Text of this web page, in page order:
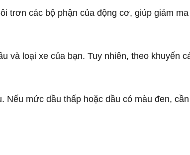
trơn các bộ phận của động cơ, giúp giảm
và loại xe của bạn. Tuy nhiên, theo
Nếu mức dầu thấp hoặc dầu có màu đen,